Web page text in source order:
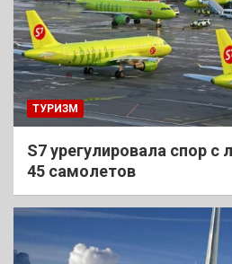
ТУРИЗМ
S7 урегулировала спор с
45 самолетов